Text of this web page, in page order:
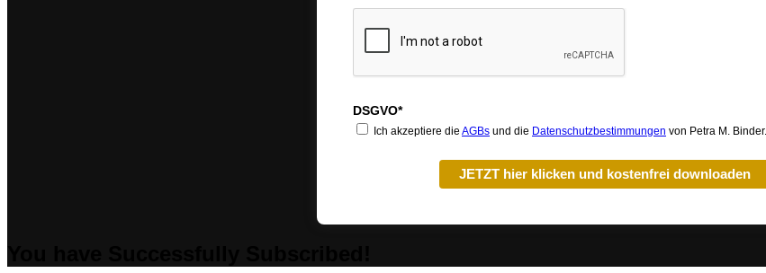
DSGVO*
Ich akzeptiere die AGBs und die Datenschutzbestimmungen von Petra M. Binder.
JETZT hier klicken und kostenfrei downloaden